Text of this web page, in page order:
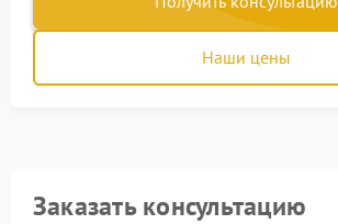
Наши цены
Заказать консультацию